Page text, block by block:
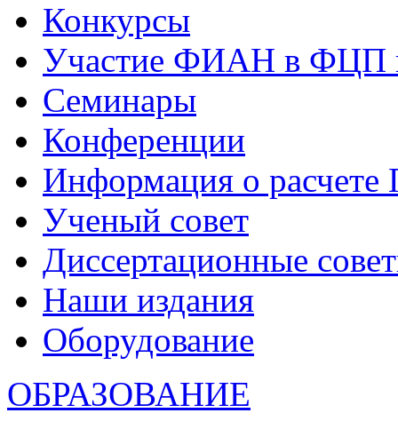
Конкурсы
Участие ФИАН в ФЦП
Семинары
Конференции
Информация о
Ученый совет
Диссертационные
Наши издания
Оборудование
ОБРАЗОВАНИЕ